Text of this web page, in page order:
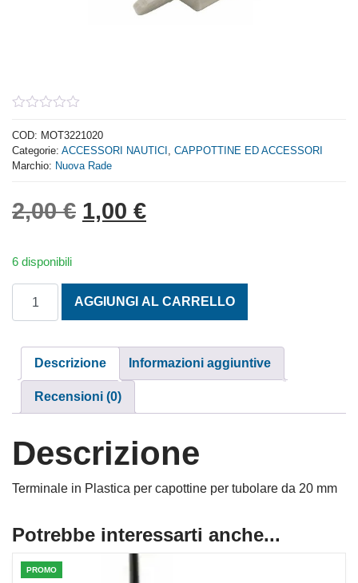
out
of
5
COD: MOT3221020
Categorie: ACCESSORI NAUTICI , CAPPOTTINE ED ACCESSORI
Marchio: Nuova Rade
2,00€ Il prezzo originale era:
1,00 €Il prezzo attuale è:
6 disponibili
AGGIUNGI AL CARRELLO
Descrizione Informazioni aggiuntive
Recensioni (0)
Descrizione
Terminale in Plastica per capottine per tubolare da 20 mm
Potrebbe interessarti anche...
PROMO